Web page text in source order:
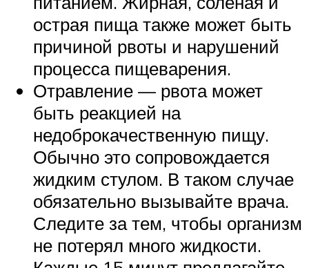
острая пища также может быть
причиной рвоты и нарушений
процесса пищеварения.
Отравление — рвота может
быть реакцией на
недоброкачественную пищу.
Обычно это сопровождается
жидким стулом. В таком случае
обязательно вызывайте врача.
Следите за тем, чтобы организм
не потерял много жидкости.